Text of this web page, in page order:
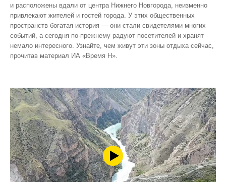
и расположены вдали от центра Нижнего Новгорода, неизменно
привлекают жителей и гостей города. У этих общественных
пространств богатая история — они стали свидетелями многих
событий, а сегодня по‑прежнему радуют посетителей и хранят
немало интересного. Узнайте, чем живут эти зоны отдыха сейчас,
прочитав материал ИА «Время Н».